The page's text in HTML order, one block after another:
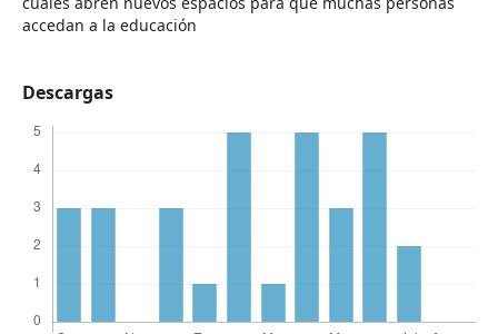
accedan a la educación
Descargas